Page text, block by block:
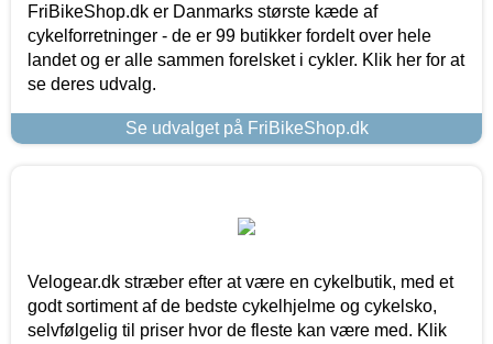
FriBikeShop.dk er Danmarks største kæde af
cykelforretninger - de er 99 butikker fordelt over hele
landet og er alle sammen forelsket i cykler. Klik her for at
se deres udvalg.
Se udvalget på FriBikeShop.dk
Velogear.dk stræber efter at være en cykelbutik, med et
godt sortiment af de bedste cykelhjelme og cykelsko,
selvfølgelig til priser hvor de fleste kan være med. Klik